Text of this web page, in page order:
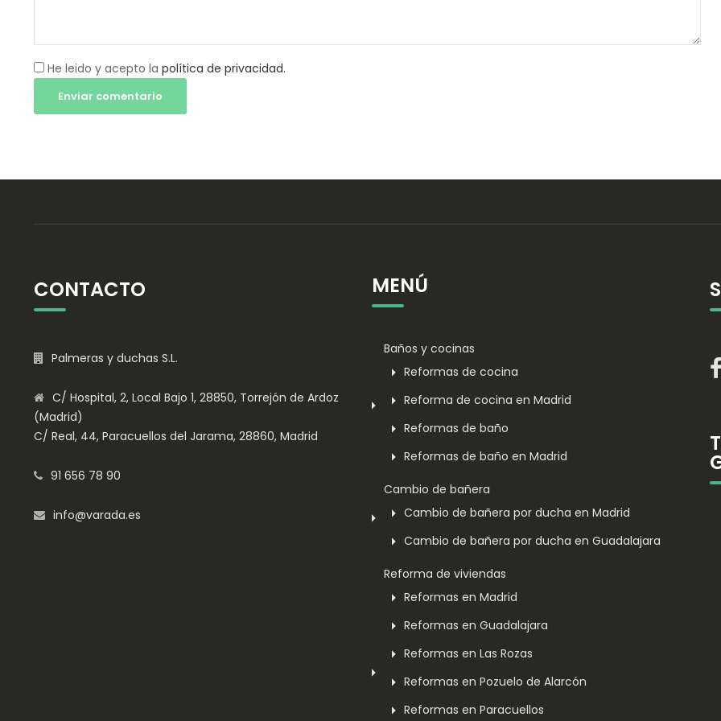
He leido y acepto la política de privacidad.
CONTACTO
Palmeras y duchas S.L.
C/ Hospital, 2, Local Bajo 1, 28850, Torrejón de Ardoz
(Madrid)
C/ Real, 44, Paracuellos del Jarama, 28860, Madrid
91 656 78 90
info@varada.es
MENÚ
Baños y cocinas
Reformas de cocina
Reforma de cocina en Madrid
Reformas de baño
Reformas de baño en Madrid
Cambio de bañera
Cambio de bañera por ducha en Madrid
Cambio de bañera por ducha en Guadalajara
Reforma de viviendas
Reformas en Madrid
Reformas en Guadalajara
Reformas en Las Rozas
Reformas en Pozuelo de Alarcón
Reformas en Paracuellos